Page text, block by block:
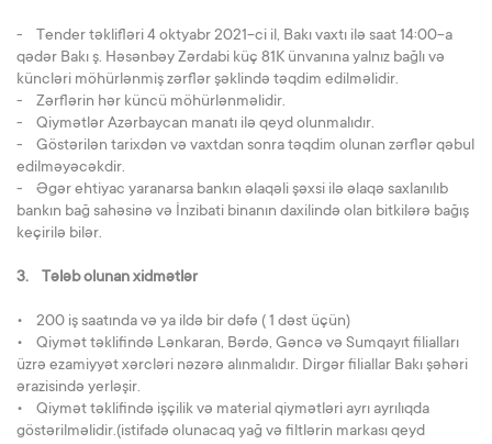
- Tender təklifləri 4 oktyabr 2021-ci il, Bakı vaxtı ilə saat 14:00-a
qədər Bakı ş. Həsənbəy Zərdabi küç 81K ünvanına yalnız bağlı və
küncləri möhürlənmiş zərflər şəklində təqdim edilməlidir.
- Zərflərin hər küncü möhürlənməlidir.
- Qiymətlər Azərbaycan manatı ilə qeyd olunmalıdır.
- Göstərilən tarixdən və vaxtdan sonra təqdim olunan zərflər qəbul
edilməyəcəkdir.
- Əgər ehtiyac yaranarsa bankın əlaqəli şəxsi ilə əlaqə saxlanılıb
bankın bağ sahəsinə və İnzibati binanın daxilində olan bitkilərə bağış
keçirilə bilər.
3. Tələb olunan xidmətlər
• 200 iş saatında və ya ildə bir dəfə ( 1 dəst üçün)
• Qiymət təklifində Lənkaran, Bərdə, Gəncə və Sumqayıt filialları
üzrə ezamiyyət xərcləri nəzərə alınmalıdır. Dirgər filiallar Bakı şəhəri
ərazisində yerləşir.
• Qiymət təklifində işçilik və material qiymətləri ayrı ayrılıqda
göstərilməlidir.(istifadə olunacaq yağ və filtlərin markası qeyd